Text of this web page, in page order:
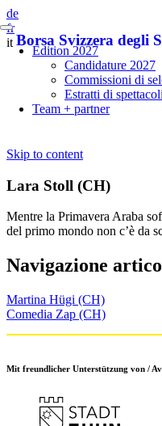
de
fr
it Borsa Svizzera degli
Skip to content
Edition 2027
Candidature 2027
Commissioni di
Estratti di
Team + partner
Lara Stoll (CH)
Mentre la Primavera Araba
del primo mondo non c’è da
Navigazione
Martina Hügi (CH)
Comedia Zap (CH)
Mit freundlicher Unterstützung von /